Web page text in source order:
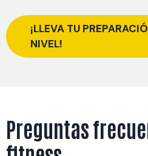
¡LLEVA TU
NIVEL!
Preguntas